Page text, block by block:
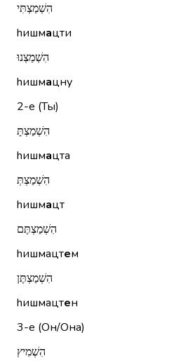
הִשְׁמַצְתִּי
hишмацти
הִשְׁמַצְנוּ
hишмацну
2-е (Ты)
הִשְׁמַצְתָּ
hишмацта
הִשְׁמַצְתְּ
hишмацт
הִשְׁמַצְתֶּם
hишмацтем
הִשְׁמַצְתֶּן
hишмацтен
3-е (Он/Она)
הִשְׁמִיץ